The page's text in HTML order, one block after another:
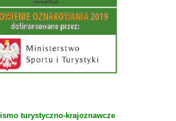
turystyczno-krajoznawcze